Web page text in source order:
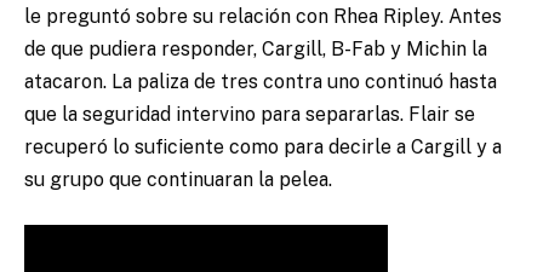
le preguntó sobre su relación con Rhea Ripley. Antes
de que pudiera responder, Cargill, B-Fab y Michin la
atacaron. La paliza de tres contra uno continuó hasta
que la seguridad intervino para separarlas. Flair se
recuperó lo suficiente como para decirle a Cargill y a
su grupo que continuaran la pelea.